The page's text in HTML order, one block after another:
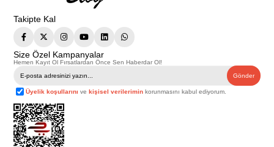
Takipte Kal
Size Özel Kampanyalar
Hemen Kayıt Ol Fırsatlardan Önce Sen Haberdar Ol!
Gönder
Üyelik koşullarını vekişisel verilerimin korunmasını kabul ediyorum.